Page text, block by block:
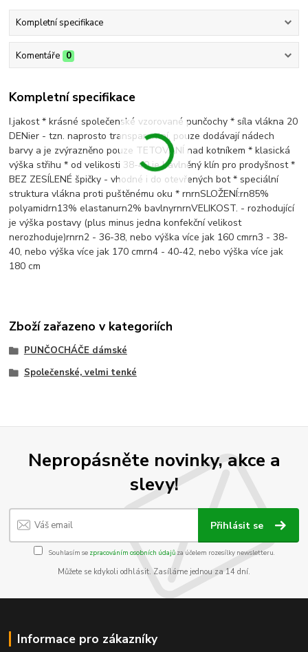
Kompletní specifikace
Komentáře 0
Kompletní specifikace
I.jakost * krásné společenské vzorované punčochy * síla vlákna 20
DENier - tzn. naprosto transparentní, pouze dodávají nádech
barvy a je zvýrazněno pouze TETOVÁNÍ nad kotníkem * klasická
výška střihu * od velikosti 38-40 je bavlněný klín pro prodyšnost *
BEZ ZESÍLENÉ špičky - vhodné i do otevřených bot * speciální
struktura vlákna proti puštěnému oku * rnrnSLOŽENÍ:rn85%
polyamidrn13% elastanurn2% bavlnyrnrnVELIKOST. - rozhodující
je výška postavy (plus minus jedna konfekční velikost
nerozhoduje)rnrn2 - 36-38, nebo výška více jak 160 cmrn3 - 38-
40, nebo výška více jak 170 cmrn4 - 40-42, nebo výška více jak
180 cm
Zboží zařazeno v kategoriích
PUNČOCHÁČE dámské
Společenské, velmi tenké
Nepropásněte novinky, akce a
slevy!
Přihlásit se
Souhlasím se zpracováním osobních údajůza účelem rozesílky newsletteru.
Můžete se kdykoli odhlásit. Zasíláme jednou za 14 dní.
Informace pro zákazníky